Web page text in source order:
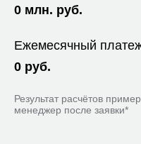
0 млн. руб.
Ежемесячный
0 руб.
Результат расчётов
менеджер после заявки*